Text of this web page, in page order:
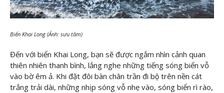
Biển Khai Long (Ảnh: sưu tầm)
Đến với biển Khai Long, bạn sẽ được ngắm nhìn cảnh quan
thiên nhiên thanh bình, lắng nghe những tiếng sóng biển vỗ
vào bờ êm ả. Khi đặt đôi bàn chân trần đi bộ trên nền cát
trắng trải dài, những nhịp sóng vỗ nhẹ vào, sóng biển rì rào,